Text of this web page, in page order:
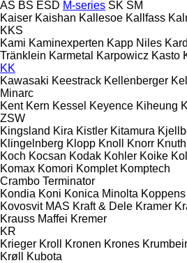
AS BS ESD M-series SK SM
Kaiser Kaishan Kallesoe Kallfass
KKS
Kami Kaminexperten Kapp Niles
Tränklein Karmetal Karpowicz Kasto
KK
Kawasaki Keestrack Kellenberger
Minarc
Kent Kern Kessel Keyence Kiheung
ZSW
Kingsland Kira Kistler Kitamura
Klingelnberg Klopp Knoll Knorr Knuth
Koch Kocsan Kodak Kohler Koike
Komax Komori Komplet Komptech
Crambo Terminator
Kondia Koni Konica Minolta Koppens
Kovosvit MAS Kraft & Dele Kramer
Krauss Maffei Kremer
KR
Krieger Kroll Kronen Krones
Krøll
Kubota